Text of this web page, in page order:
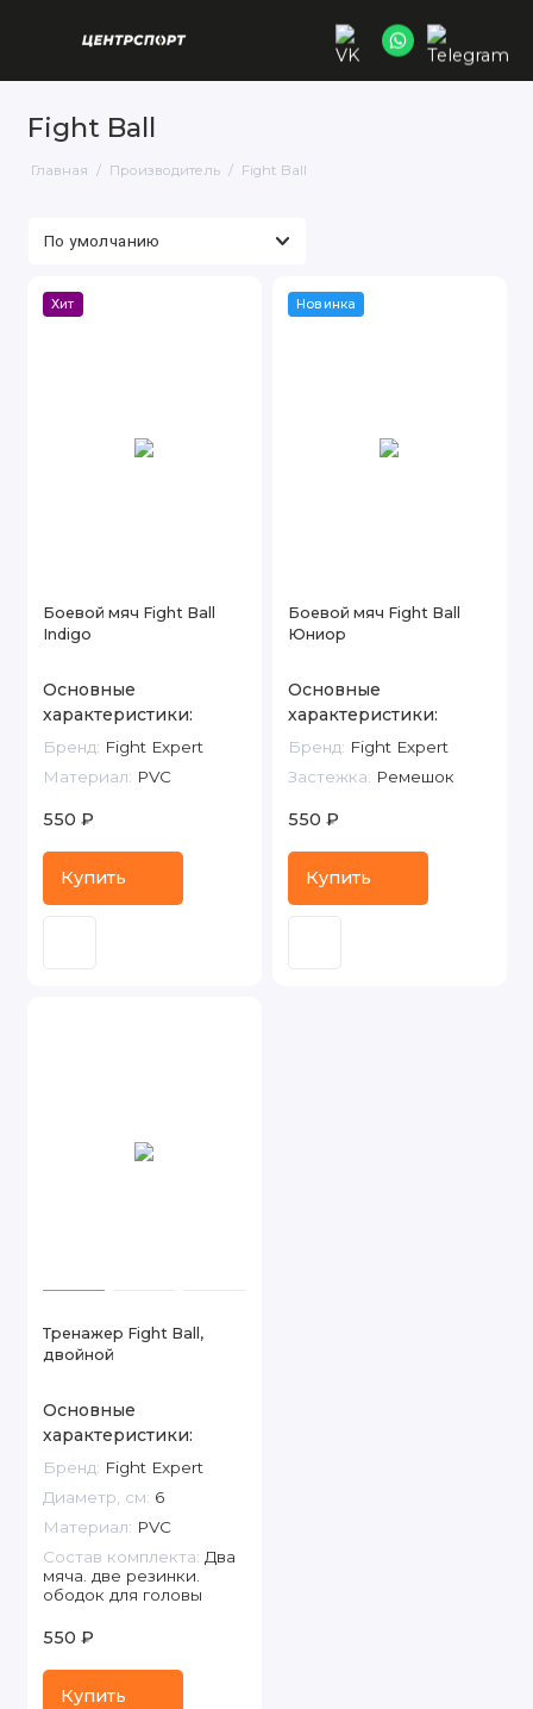
Fight Ball
Главная Производитель Fight Ball
Хит
Боевой мяч Fight Ball
Indigo
Основные
характеристики:
Бренд: Fight Expert
Материал: PVC
550 ₽
Купить
Новинка
Боевой мяч Fight Ball
Юниор
Основные
характеристики:
Бренд: Fight Expert
Застежка: Ремешок
550 ₽
Купить
Тренажер Fight Ball,
двойной
Основные
характеристики:
Бренд: Fight Expert
Диаметр, см: 6
Материал: PVC
Состав комплекта: Два
мяча. две резинки.
ободок для головы
550 ₽
Купить